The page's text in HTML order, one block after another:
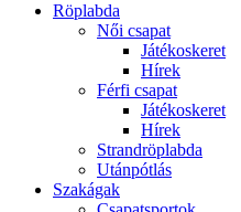
Röplabda
Női csapat
Játékoskeret
Hírek
Férfi csapat
Játékoskeret
Hírek
Strandröplabda
Utánpótlás
Szakágak